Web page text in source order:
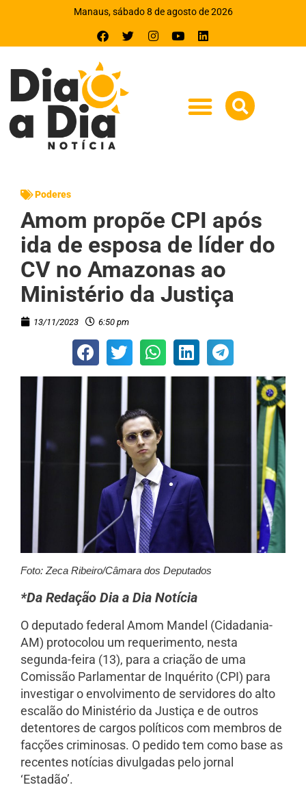
Manaus, sábado 8 de agosto de 2026
Poderes
Amom propõe CPI após
ida de esposa de líder do
CV no Amazonas ao
Ministério da Justiça
13/11/2023 6:50 pm
Foto: Zeca Ribeiro/Câmara dos Deputados
*Da Redação Dia a Dia Notícia
O deputado federal Amom Mandel (Cidadania-
AM) protocolou um requerimento, nesta
segunda-feira (13), para a criação de uma
Comissão Parlamentar de Inquérito (CPI) para
investigar o envolvimento de servidores do alto
escalão do Ministério da Justiça e de outros
detentores de cargos políticos com membros de
facções criminosas. O pedido tem como base as
recentes notícias divulgadas pelo jornal
‘Estadão’.